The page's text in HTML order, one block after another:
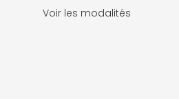
Voir les modalités